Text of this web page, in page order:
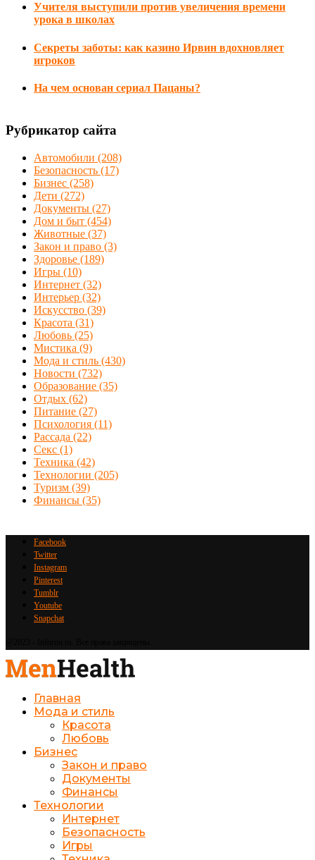
Учителя выступили против увеличения времени
урока в школах
Секреты заботы: как казино Ирвин вдохновляет
игроков
На чем основан сериал Пацаны?
Рубрикатор сайта
Автомобили (208)
Безопасность (17)
Бизнес (258)
Дети (272)
Документы (27)
Дом и быт (454)
Животные (37)
Закон и право (3)
Здоровье (189)
Игры (10)
Интернет (32)
Интерьер (32)
Искусство (39)
Красота (31)
Любовь (25)
Мистика (9)
Мода и стиль (430)
Новости (732)
Образование (35)
Отдых (62)
Питание (27)
Психология (11)
Рассада (22)
Секс (1)
Техника (42)
Технологии (205)
Туризм (39)
Финансы (35)
Facebook
Twitter
Instagram
Pinterest
Tumblr
Youtube
Snapchat
Главная
Мода и стиль
Красота
Любовь
Бизнес
Закон и право
Документы
Финансы
Технологии
Интернет
Безопасность
Игры